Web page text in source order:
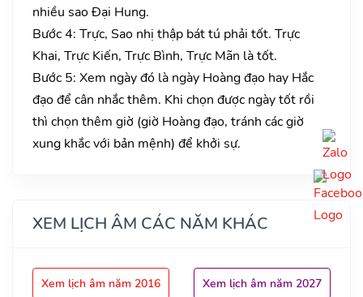
nhiều sao Đại Hung.
Bước 4: Trực, Sao nhị thập bát tú phải tốt. Trực
Khai, Trực Kiến, Trực Bình, Trực Mãn là tốt.
Bước 5: Xem ngày đó là ngày Hoàng đạo hay Hắc
đạo để cân nhắc thêm. Khi chọn được ngày tốt rồi
thì chọn thêm giờ (giờ Hoàng đạo, tránh các giờ
xung khắc với bản mệnh) để khởi sự.
XEM LỊCH ÂM CÁC NĂM KHÁC
Xem lịch âm năm 2016 Xem lịch âm năm 2027